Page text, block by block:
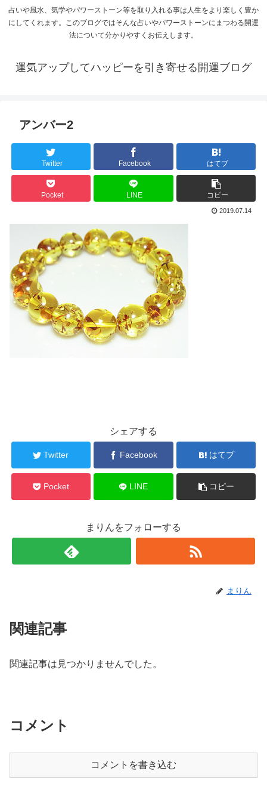
占いや風水、気学やパワーストーン等を取り入れる事は人生をより楽しく豊か
にしてくれます。このブログではそんな占いやパワーストーンにまつわる開運
法について分かりやすくお伝えします。
運気アップしてハッピーを引き寄せる開運ブログ
アンバー2
Twitter Facebook はてブ
Pocket LINE コピー
2019.07.14
シェアする
Twitter Facebook はてブ
Pocket LINE コピー
まりんをフォローする
まりん
関連記事
関連記事は見つかりませんでした。
コメント
コメントを書き込む